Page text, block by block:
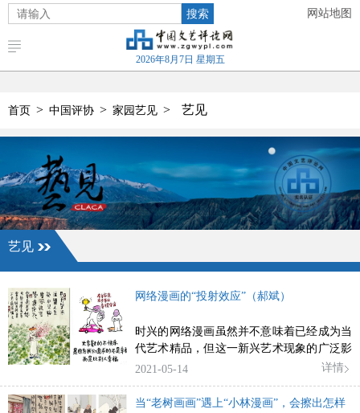
搜索 网站地图
2026年8月7日 星期五
首页 > 中国评协 > 家园艺见 > 艺见
艺见
网络漫画的“投射效应”（郝斌）
时兴的网络漫画虽然并不意味着已经成为当
代艺术精品，但这一新兴艺术现象的广泛影
响力及其“投射效应”，值得认真审视。
2021-05-14 详情
当“老树画画”遇上“小林漫画”，会擦出怎样